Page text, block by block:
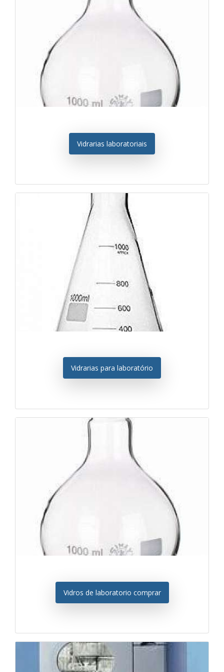
Vidrarias laboratoriais
Vidrarias para laboratório
Vidros de laboratorio comprar